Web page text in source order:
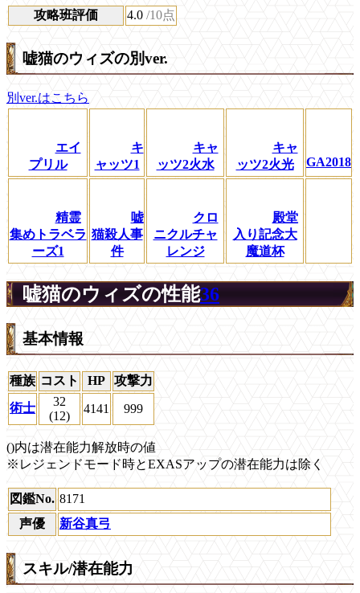
攻略班評価 4.0 /10点
嘘猫のウィズの別ver.
別ver.はこちら
エイ
プリル
キ
ャッツ1
キャ
ッツ2火水
キャ
ッツ2火光
GA2018
精霊
集めトラベラ
ーズ1
嘘
猫殺人事
件
クロ
ニクルチャ
レンジ
殿堂
入り記念大
魔道杯
嘘猫のウィズの性能36
基本情報
種族 コスト HP
攻撃力
術士
32
(12)
4141 999
()内は潜在能力解放時の値
※レジェンドモード時とEXASアップの潜在能力は除く
図鑑No. 8171
声優
新谷真弓
スキル/潜在能力